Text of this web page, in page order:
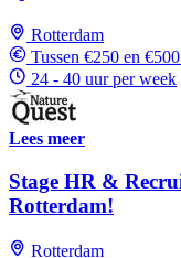
Rotterdam
Tussen €250 en
24 - 40 uur per week
Lees meer
Stage HR &
Rotterdam!
Rotterdam